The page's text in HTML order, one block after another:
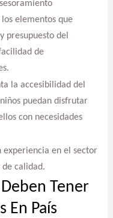
elementos que
presupuesto del
de
la accesibilidad del
puedan disfrutar
con necesidades
en el sector
calidad.
Tener
En País